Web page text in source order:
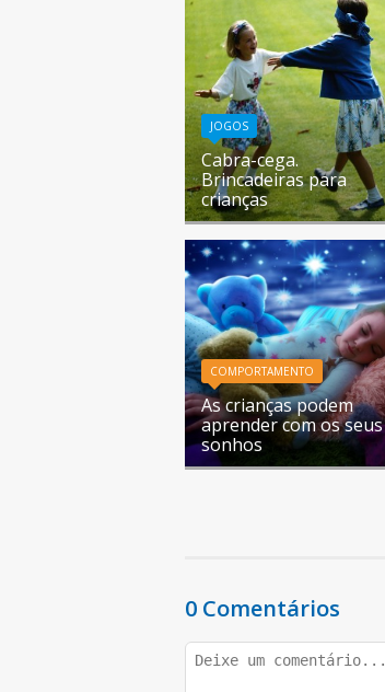
JOGOS
Cabra-cega.
Brincadeiras para
crianças
COMPORTAMENTO
As crianças podem
aprender com os seus
sonhos
0 Comentários